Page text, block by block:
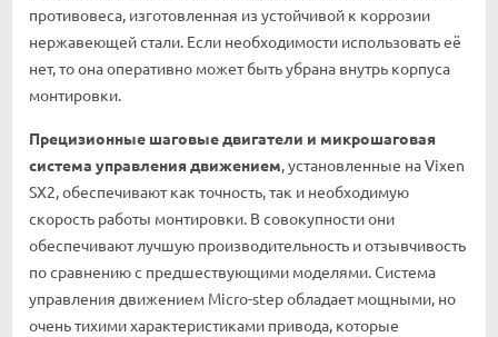
противовеса, изготовленная из устойчивой к коррозии
нержавеющей стали. Если необходимости использовать её
нет, то она оперативно может быть убрана внутрь корпуса
монтировки.
Прецизионные шаговые двигатели и микрошаговая
система управления движением, установленные на Vixen
SX2, обеспечивают как точность, так и необходимую
скорость работы монтировки. В совокупности они
обеспечивают лучшую производительность и отзывчивость
по сравнению с предшествующими моделями. Система
управления движением Micro-step обладает мощными, но
очень тихими характеристиками привода, которые